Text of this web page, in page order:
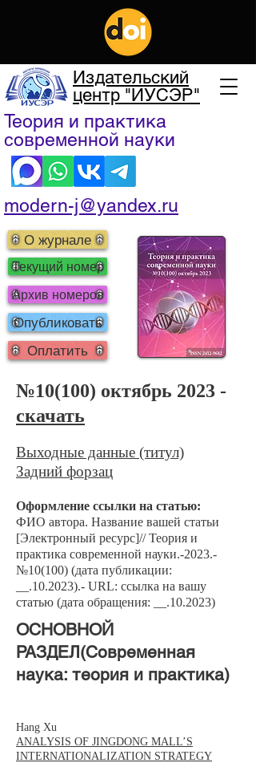
Издательский
центр "ИУСЭР"
Теория и практика
современной науки
modern-j@yandex.ru
О журнале
Текущий номер
Архив номеров
Опубликовать
Оплатить
№10(100) октябрь 2023 -
скачать
Выходные данные (титул)
Задний форзац
Оформление ссылки на статью:
ФИО автора. Название вашей статьи
[Электронный ресурс]// Теория и
практика современной науки.-2023.-
№10(100) (дата публикации:
__.10.2023).- URL: ссылка на вашу
статью (дата обращения: __.10.2023)
​ОСНОВНОЙ
РАЗДЕЛ(Современная
наука: теория и практика)
Hang Xu
ANALYSIS OF JINGDONG MALL’S
INTERNATIONALIZATION STRATEGY